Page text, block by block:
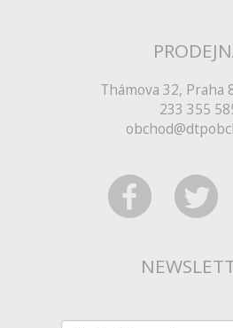
Thámova 32, Praha
233 355